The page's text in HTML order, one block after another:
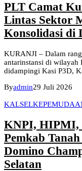
PLT Camat
Lintas Sektor
Konsolidasi di
KURANJI – Dalam
antarinstansi di wilayah
didampingi Kasi P3D,
Byadmin29 Juli 2026
KALSEL
KNPI, HIPMI,
Pemkab
Domino
Selatan